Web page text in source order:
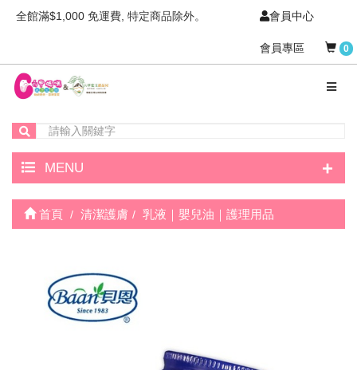
全館滿$1,000 免運費, 特定商品除外。 會員中心
會員專區 0
MENU +
首頁 清潔護膚 乳液｜嬰兒油｜護理用品